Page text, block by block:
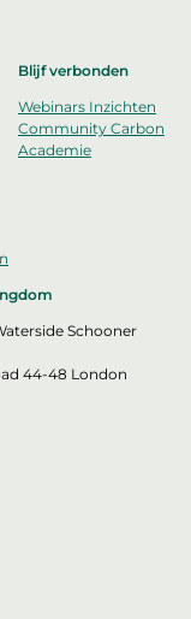
Blijf verbonden
Webinars Inzichten
Community Carbon
Academie
Schooner
44-48 London